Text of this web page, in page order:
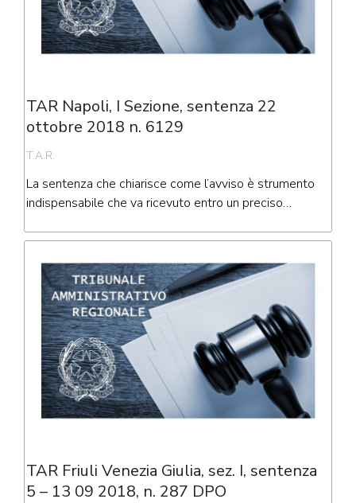
TAR Napoli, I Sezione, sentenza 22
ottobre 2018 n. 6129
T.A.R.
La sentenza che chiarisce come l’avviso è strumento
indispensabile che va ricevuto entro un preciso…
TAR Friuli Venezia Giulia, sez. I, sentenza
5 – 13 09 2018, n. 287 DPO